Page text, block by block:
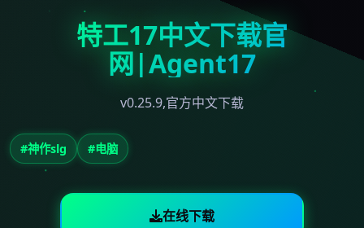
特工17中文下载官
网|Agent17
v0.25.9,官方中文下载
#神作slg #电脑
在线下载